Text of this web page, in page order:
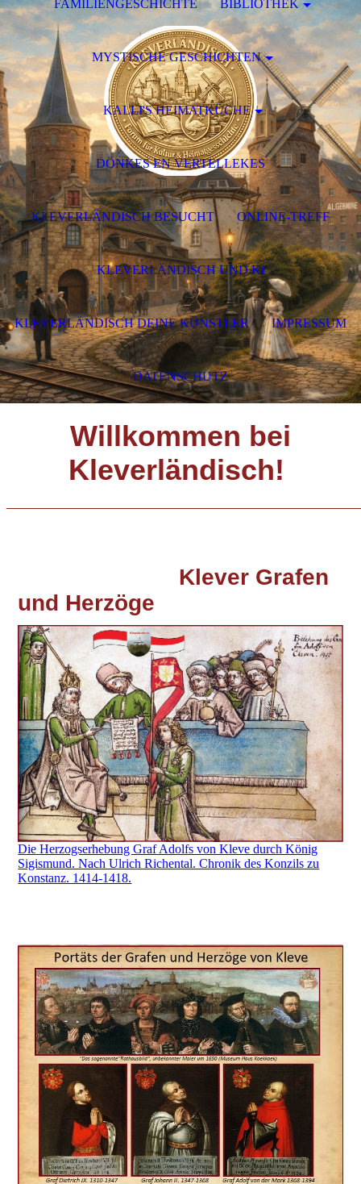
Willkommen bei
Kleverländisch!
Klever Grafen
und Herzöge
Die Herzogserhebung Graf Adolfs von Kleve durch König
Sigismund. Nach Ulrich Richental. Chronik des Konzils zu
Konstanz. 1414-1418.
FAMILIENGESCHICHTE BIBLIOTHEK
MYSTISCHE GESCHICHTEN
KALLI'S HEIMATKÜCHE
DÖNKES EN VERTELLEKES
KLEVERLÄNDISCH BESUCHT ONLINE-TREFF
KLEVERLÄNDISCH UND KI
KLEVERLÄNDISCH DEINE KÜNSTLER IMPRESSUM
DATENSCHUTZ